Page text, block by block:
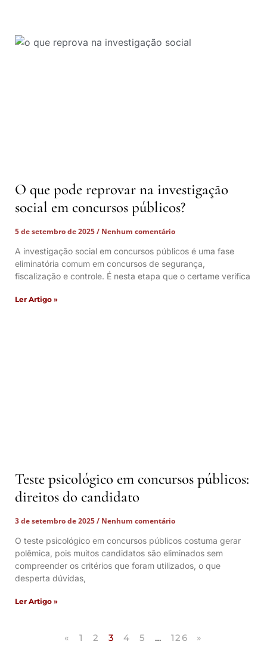
O que pode reprovar na investigação
social em concursos públicos?
5 de setembro de 2025
Nenhum comentário
A investigação social em concursos públicos é uma fase
eliminatória comum em concursos de segurança,
fiscalização e controle. É nesta etapa que o certame verifica
Ler Artigo »
Teste psicológico em concursos públicos:
direitos do candidato
3 de setembro de 2025
Nenhum comentário
O teste psicológico em concursos públicos costuma gerar
polêmica, pois muitos candidatos são eliminados sem
compreender os critérios que foram utilizados, o que
desperta dúvidas,
Ler Artigo »
« 1 2 3 4 5 … 126 »